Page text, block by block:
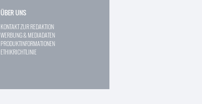
ÜBER UNS
KONTAKT ZUR REDAKTION
WERBUNG & MEDIADATEN
PRODUKTINFORMATIONEN
ETHIKRICHTLINIE